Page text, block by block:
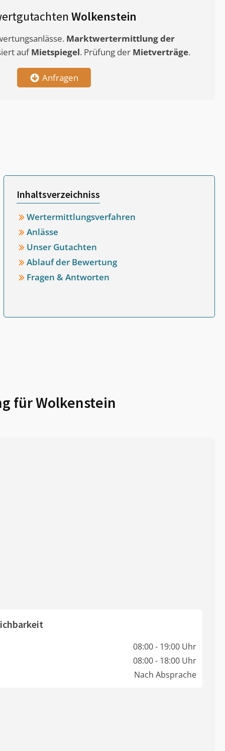
Wolkenstein
Marktwertermittlungder
aufMietspiegel. Prüfung der Mietverträge.
Anfragen
Inhaltsverzeichniss
Wertermittlungsverfahren
Anlässe
Unser Gutachten
Ablauf der Bewertung
Fragen & Antworten
fürWolkenstein
08:00 - 19:00 Uhr
08:00 - 18:00 Uhr
Nach Absprache